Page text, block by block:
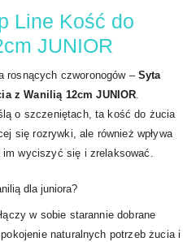
Line Kość do
JUNIOR
rosnących czworonogów – Syta
z Wanilią 12cm JUNIOR.
o szczeniętach, ta kość do żucia
się rozrywki, ale również wpływa
im wyciszyć się i zrelaksować.
dla juniora?
w sobie starannie dobrane
naturalnych potrzeb żucia i